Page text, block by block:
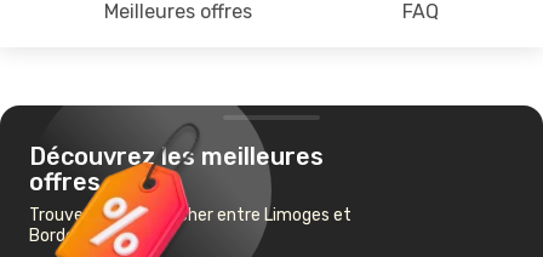
Meilleures offres FAQ
Découvrez les meilleures
offres
Trouvez un vol pas cher entre Limoges et
Bordeaux